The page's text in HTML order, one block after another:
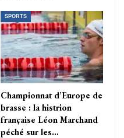
SPORTS
Championnat d’Europe de
brasse : la histrion
française Léon Marchand
péché sur les…